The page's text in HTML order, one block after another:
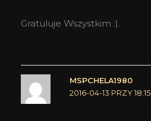
Gratuluje Wszystkim :).
MSPCHELA1980
2016-04-13 PRZY 18:15